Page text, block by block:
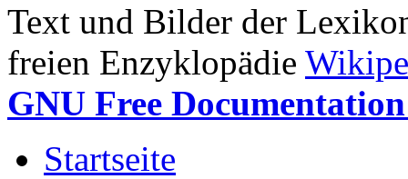
Text und Bilder der
freien Enzyklopädie
GNU Free
Startseite